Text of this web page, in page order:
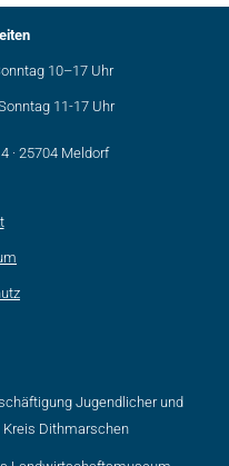
10–17 Uhr
11-17 Uhr
· 25704 Meldorf
Jugendlicher und
Kreis Dithmarschen